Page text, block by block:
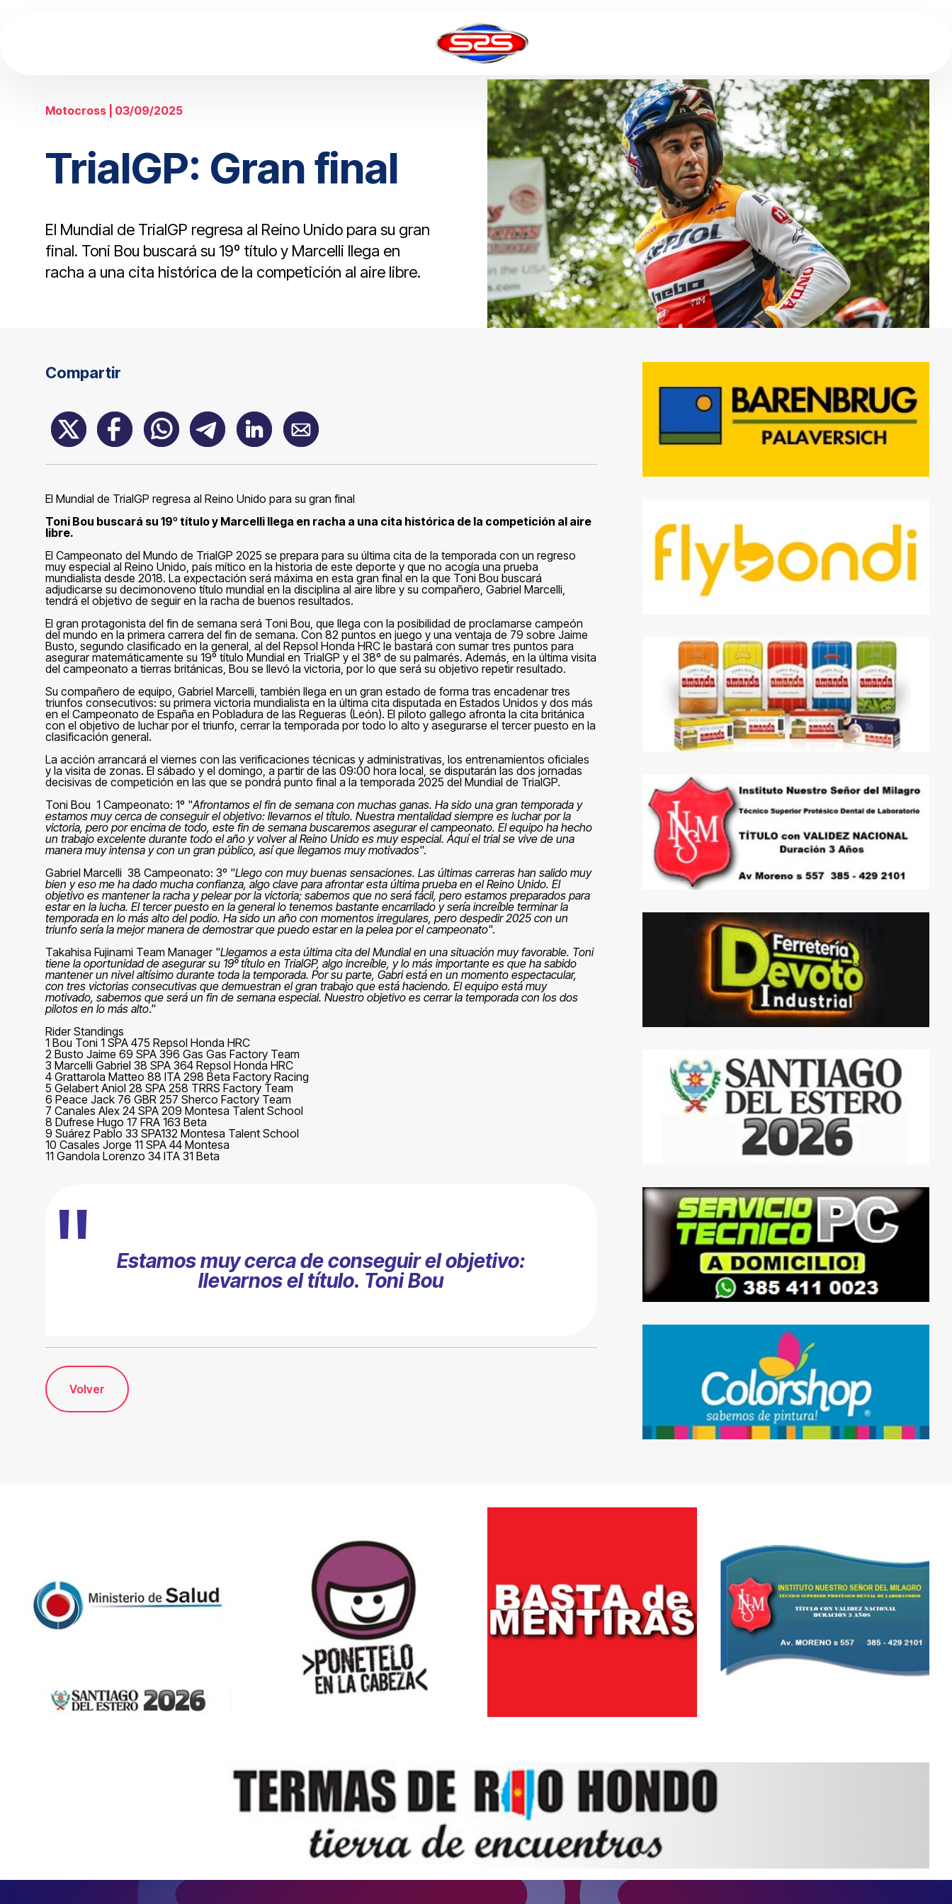
Motocross | 03/09/2025
TrialGP: Gran final
El Mundial de TrialGP regresa al Reino Unido para su gran
final. Toni Bou buscará su 19º título y Marcelli llega en
racha a una cita histórica de la competición al aire libre.
Compartir
El Mundial de TrialGP regresa al Reino Unido para su gran final
Toni Bou buscará su 19º título y Marcelli llega en racha a una cita histórica de la competición al aire
libre.
El Campeonato del Mundo de TrialGP 2025 se prepara para su última cita de la temporada con un regreso
muy especial al Reino Unido, país mítico en la historia de este deporte y que no acogía una prueba
mundialista desde 2018. La expectación será máxima en esta gran final en la que Toni Bou buscará
adjudicarse su decimonoveno título mundial en la disciplina al aire libre y su compañero, Gabriel Marcelli,
tendrá el objetivo de seguir en la racha de buenos resultados.
El gran protagonista del fin de semana será Toni Bou, que llega con la posibilidad de proclamarse campeón
del mundo en la primera carrera del fin de semana. Con 82 puntos en juego y una ventaja de 79 sobre Jaime
Busto, segundo clasificado en la general, al del Repsol Honda HRC le bastará con sumar tres puntos para
asegurar matemáticamente su 19º título Mundial en TrialGP y el 38º de su palmarés. Además, en la última visita
del campeonato a tierras británicas, Bou se llevó la victoria, por lo que será su objetivo repetir resultado.
Su compañero de equipo, Gabriel Marcelli, también llega en un gran estado de forma tras encadenar tres
triunfos consecutivos: su primera victoria mundialista en la última cita disputada en Estados Unidos y dos más
en el Campeonato de España en Pobladura de las Regueras (León). El piloto gallego afronta la cita británica
con el objetivo de luchar por el triunfo, cerrar la temporada por todo lo alto y asegurarse el tercer puesto en la
clasificación general.
La acción arrancará el viernes con las verificaciones técnicas y administrativas, los entrenamientos oficiales
y la visita de zonas. El sábado y el domingo, a partir de las 09:00 hora local, se disputarán las dos jornadas
decisivas de competición en las que se pondrá punto final a la temporada 2025 del Mundial de TrialGP.
Toni Bou 1 Campeonato: 1º "Afrontamos el fin de semana con muchas ganas. Ha sido una gran temporada y
estamos muy cerca de conseguir el objetivo: llevarnos el título. Nuestra mentalidad siempre es luchar por la
victoria, pero por encima de todo, este fin de semana buscaremos asegurar el campeonato. El equipo ha hecho
un trabajo excelente durante todo el año y volver al Reino Unido es muy especial. Aquí el trial se vive de una
manera muy intensa y con un gran público, así que llegamos muy motivados".
Gabriel Marcelli 38 Campeonato: 3º "Llego con muy buenas sensaciones. Las últimas carreras han salido muy
bien y eso me ha dado mucha confianza, algo clave para afrontar esta última prueba en el Reino Unido. El
objetivo es mantener la racha y pelear por la victoria; sabemos que no será fácil, pero estamos preparados para
estar en la lucha. El tercer puesto en la general lo tenemos bastante encarrilado y sería increíble terminar la
temporada en lo más alto del podio. Ha sido un año con momentos irregulares, pero despedir 2025 con un
triunfo sería la mejor manera de demostrar que puedo estar en la pelea por el campeonato".
Takahisa Fujinami Team Manager "Llegamos a esta última cita del Mundial en una situación muy favorable. Toni
tiene la oportunidad de asegurar su 19º título en TrialGP, algo increíble, y lo más importante es que ha sabido
mantener un nivel altísimo durante toda la temporada. Por su parte, Gabri está en un momento espectacular,
con tres victorias consecutivas que demuestran el gran trabajo que está haciendo. El equipo está muy
motivado, sabemos que será un fin de semana especial. Nuestro objetivo es cerrar la temporada con los dos
pilotos en lo más alto."
Rider Standings
1 Bou Toni 1 SPA 475 Repsol Honda HRC
2 Busto Jaime 69 SPA 396 Gas Gas Factory Team
3 Marcelli Gabriel 38 SPA 364 Repsol Honda HRC
4 Grattarola Matteo 88 ITA 298 Beta Factory Racing
5 Gelabert Aniol 28 SPA 258 TRRS Factory Team
6 Peace Jack 76 GBR 257 Sherco Factory Team
7 Canales Alex 24 SPA 209 Montesa Talent School
8 Dufrese Hugo 17 FRA 163 Beta
9 Suárez Pablo 33 SPA132 Montesa Talent School
10 Casales Jorge 11 SPA 44 Montesa
11 Gandola Lorenzo 34 ITA 31 Beta
"
Estamos muy cerca de conseguir el objetivo:
llevarnos el título. Toni Bou
Volver